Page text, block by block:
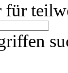
für